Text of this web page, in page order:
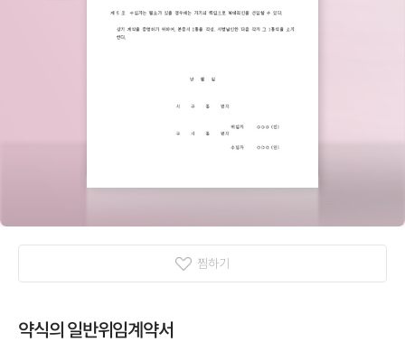
찜하기
약식의 일반위임계약서